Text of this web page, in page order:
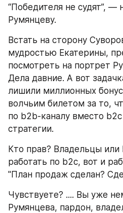
“Победителя не судят”, —
Румянцеву.
Встать на сторону
мудростью Екатерины,
посмотреть на портрет
Дела давние. А вот
лишили миллионных
волчьим билетом за то,
по b2b-каналу вместо
стратегии.
Кто прав? Владельцы
работать по b2c, вот и
"План продаж сделан?
Чувствуете? .... Вы уже
Румянцева, пардон,